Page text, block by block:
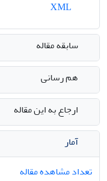
سابقه مقاله
هم رسانی
ارجاع به این مقاله
آمار
تعداد مشاهده مقاله